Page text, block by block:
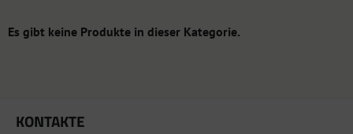
KONTAKTE